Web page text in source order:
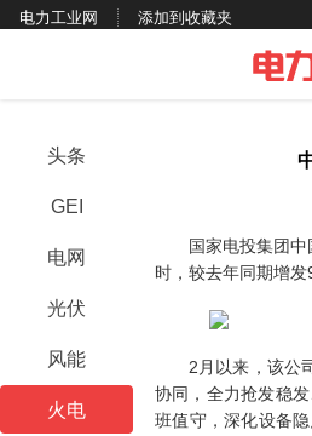
电力工业网 添加到收藏夹
头条
GEI
电网
光伏
风能
火电
国家电投集团中国
时，较去年同期增
2月以来，该公司
协同，全力抢发稳
班值守，深化设备